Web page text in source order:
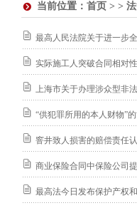
当前位置： 首页 > >
最高人民法院关于进一步
实际施工人突破合同相对
上海市关于办理涉众型非
“供犯罪所用的本人财物”
窨井致人损害的赔偿责任
商业保险合同中保险公司
最高法今日发布保护产权